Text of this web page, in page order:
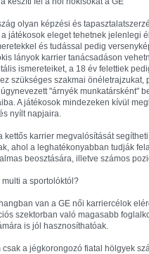
olyan képzési és
játékosok eleget tehetnek jelenlegi
és tudással pedig
lányok karrier tanácsadáson
ismereteiket, a 18 év felettiek
szükséges szakmai
"árnyék munkatársként"
A játékosok mindezeken kívül
nyílt napjaira.
kettős karrier megvalósítását
ahol a leghatékonyabban tudják
beosztására, illetve számos
multi a sportolóktól?
van a GE női karriercélok
szektorban való magasabb
is jól hasznosíthatóak.
csak a jégkorongozó fiatal hölgyek